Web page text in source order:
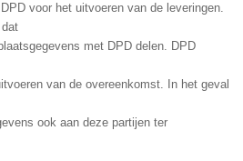
voor het uitvoeren van de leveringen.
met DPD delen. DPD
van de overeenkomst. In het geval
ook aan deze partijen ter